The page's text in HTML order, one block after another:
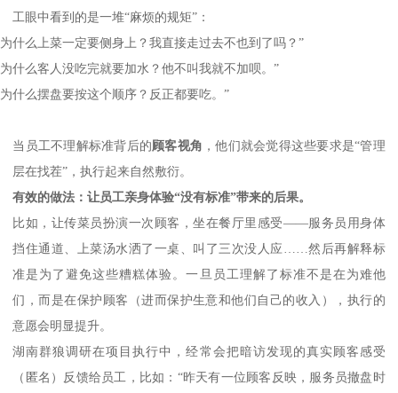
工眼中看到的是一堆“麻烦的规矩”：
什么上菜一定要侧身上？我直接走过去不也到了吗？”
什么客人没吃完就要加水？他不叫我就不加呗。”
什么摆盘要按这个顺序？反正都要吃。”
当员工不理解标准背后的顾客视角 ，他们就会觉得这些要求是“管理
层在找茬”，执行起来自然敷衍。
有效的做法：让员工亲身体验“没有标准”带来的后果。
比如，让传菜员扮演一次顾客，坐在餐厅里感受——服务员用身体
挡住通道、上菜汤水洒了一桌、叫了三次没人应……然后再解释标
准是为了避免这些糟糕体验。一旦员工理解了标准不是在为难他
们，而是在保护顾客（进而保护生意和他们自己的收入），执行的
意愿会明显提升。
湖南群狼调研在项目执行中，经常会把暗访发现的真实顾客感受
（匿名）反馈给员工，比如： “昨天有一位顾客反映，服务员撤盘时